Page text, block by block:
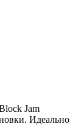
Jam
Идеально